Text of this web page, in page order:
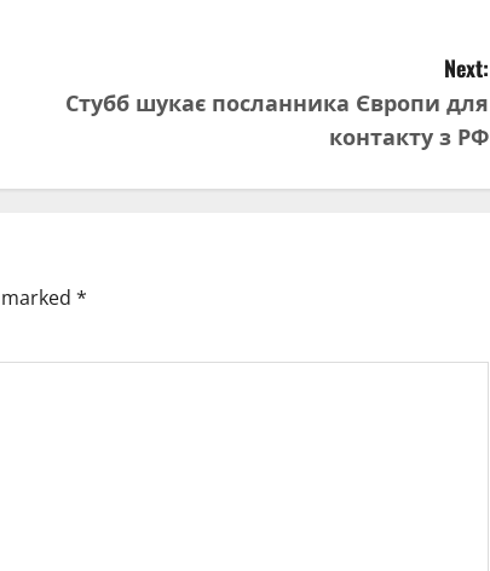
Next:
Стубб шукає посланника Європи для
контакту з РФ
*